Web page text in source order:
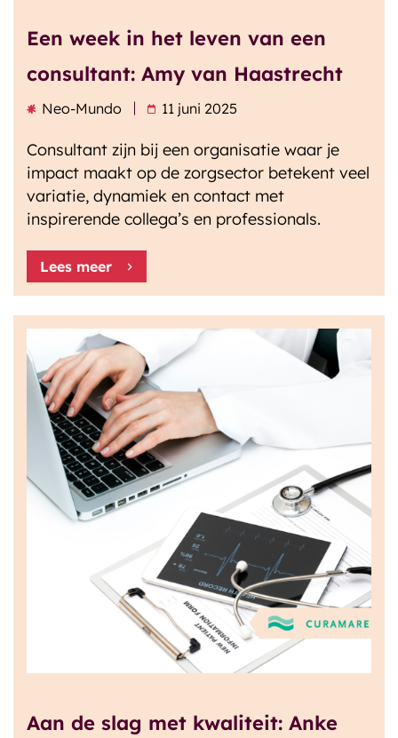
Een week in het leven van een
consultant: Amy van Haastrecht
Neo-Mundo 11 juni 2025
Consultant zijn bij een organisatie waar je
impact maakt op de zorgsector betekent veel
variatie, dynamiek en contact met
inspirerende collega’s en professionals.
Lees meer
Aan de slag met kwaliteit: Anke